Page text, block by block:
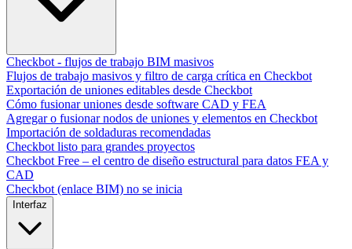
Checkbot - flujos de trabajo BIM masivos
Flujos de trabajo masivos y filtro de carga crítica en Checkbot
Exportación de uniones editables desde Checkbot
Cómo fusionar uniones desde software CAD y FEA
Agregar o fusionar nodos de uniones y elementos en Checkbot
Importación de soldaduras recomendadas
Checkbot listo para grandes proyectos
Checkbot Free – el centro de diseño estructural para datos FEA y
CAD
Checkbot (enlace BIM) no se inicia
Interfaz